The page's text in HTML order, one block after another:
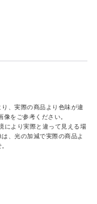
、実際の商品より色味が違
をご参考ください。
により実際と違って見える場
、光の加減で実際の商品よ